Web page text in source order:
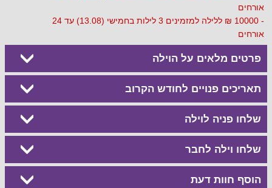
אורחים
- 10000 ₪ ללילה למזמינים 3 לילות בחמישי (13.08) עד 24
אורחים
פרטים מלאים על הוילה
תאריכים פנויים לחודש הקרוב
שלחו פניה לוילה
שלחו וילה לחבר
הוסף חוות דעת